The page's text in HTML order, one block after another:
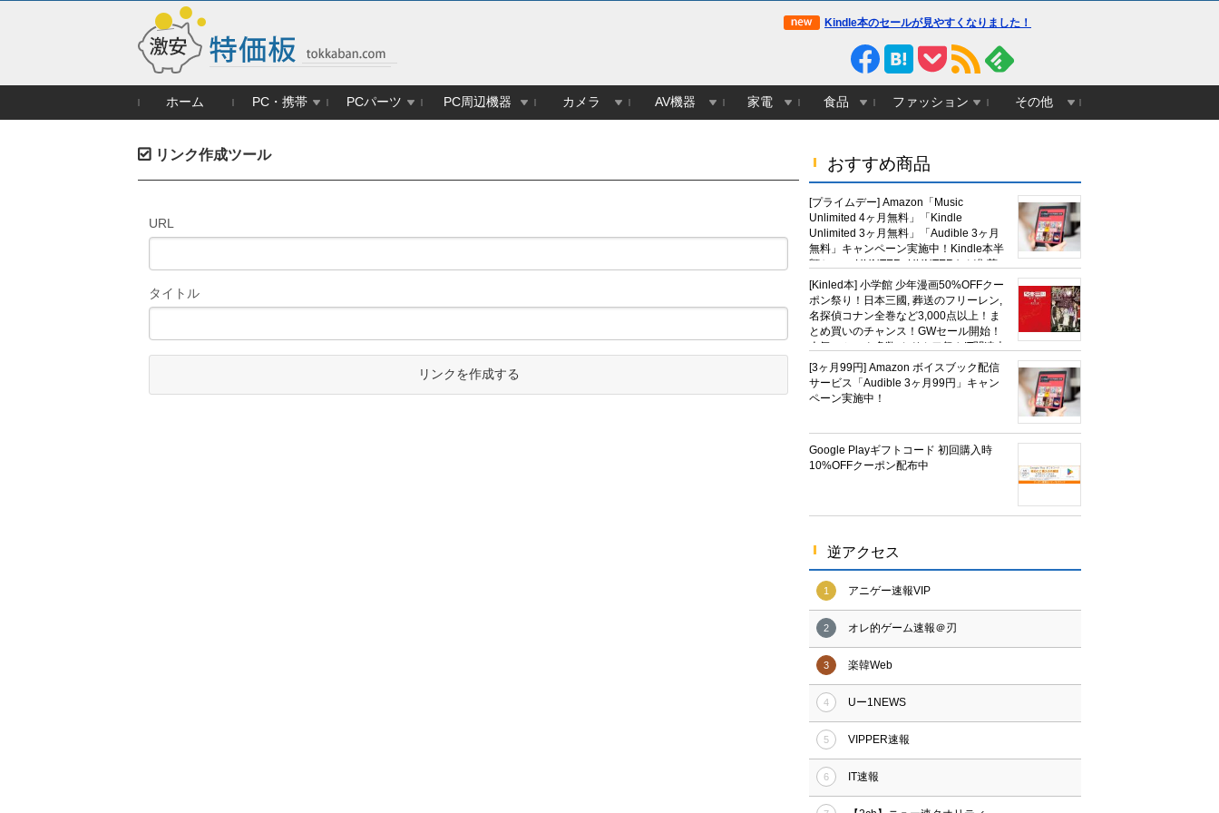
Kindle本のセールが見やすくなりました！
ホーム PC・携帯 PCパーツ PC周辺機器 カメラ AV機器 家電 食品 ファッション その他
おすすめ商品
[プライムデー] Amazon「Music
Unlimited 4ヶ月無料」「Kindle
Unlimited 3ヶ月無料」「Audible 3ヶ月
無料」キャンペーン実施中！Kindle本半
額セール HUNTER×HUNTERなど集英
社、無職転生,幼女戦記など
KADOKAWA、キャプテン翼100円セー
ルも！
[Kinled本] 小学館 少年漫画50%OFFクー
ポン祭り！日本三國, 葬送のフリーレン,
名探偵コナン全巻など3,000点以上！ま
とめ買いのチャンス！GWセール開始！
人気コミック多数 カドカワ祭やIT関連本
がセールに！
[3ヶ月99円] Amazon ボイスブック配信
サービス「Audible 3ヶ月99円」キャン
ペーン実施中！
Google Playギフトコード 初回購入時
10%OFFクーポン配布中
逆アクセス
1 アニゲー速報VIP
2 オレ的ゲーム速報＠刃
3 楽韓Web
4 Uー1NEWS
5 VIPPER速報
6 IT速報
リンク作成ツール
URL
タイトル
リンクを作成する